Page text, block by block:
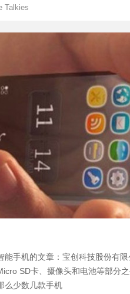
Talkies
手机的文章：宝创科技股份有
SD卡、摄像头和电池等部分
么少数几款手机